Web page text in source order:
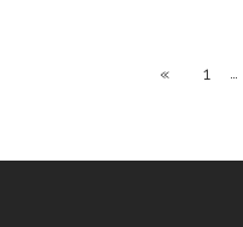
« 1 …